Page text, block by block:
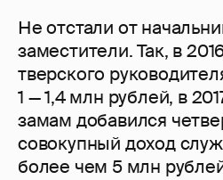
Не отстали от
заместители. Так, в
тверского
1 — 1,4 млн рублей, в
замам добавился
совокупный доход
более чем 5 млн